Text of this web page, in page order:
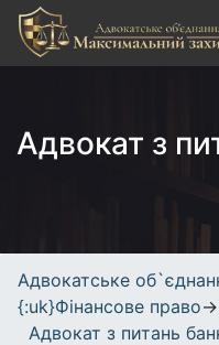
i
t
послуги, кримінальне,
Адвокат з
Адвокатське
{:uk}Фінансове право→
Адвокат з питань